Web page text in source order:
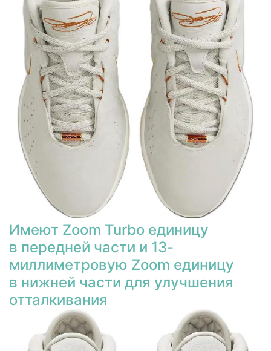
Имеют Zoom Turbo единицу
в передней части и 13-
миллиметровую Zoom единицу
в нижней части для улучшения
отталкивания